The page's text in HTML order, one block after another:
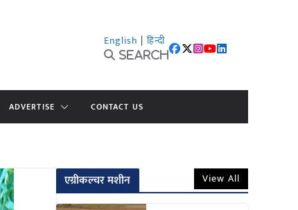
English | हिन्दी
Search
ADVERTISE CONTACT US
एग्रीकल्चर मशीन View All